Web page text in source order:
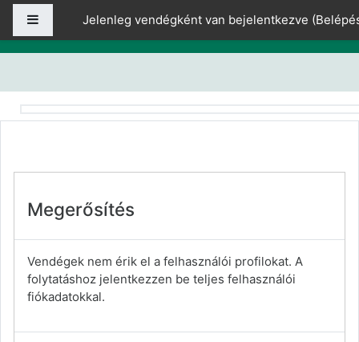
Tovább a fő tartalomhoz
OldalpanelJelenleg vendégként van bejelentkezve (
Megerősítés
Vendégek nem érik el a felhasználói profilokat. A
folytatáshoz jelentkezzen be teljes felhasználói
fiókadatokkal.